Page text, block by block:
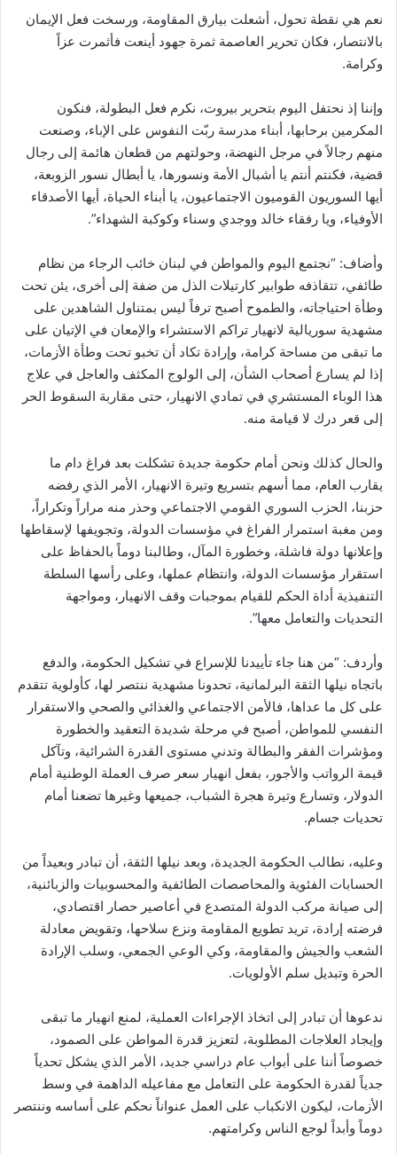
نعم هي نقطة تحول، أشعلت بيارق المقاومة، ورسخت فعل الإيمان
بالانتصار، فكان تحرير العاصمة ثمرة جهود أينعت فأثمرت عزاً
وكرامة.
وإننا إذ نحتفل اليوم بتحرير بيروت، نكرم فعل البطولة، فنكون
المكرمين برحابها، أبناء مدرسة ربّت النفوس على الإباء، وصنعت
منهم رجالاً في مرجل النهضة، وحولتهم من قطعان هائمة إلى رجال
قضية، فكنتم أنتم يا أشبال الأمة ونسورها، يا أبطال نسور الزوبعة،
أيها السوريون القوميون الاجتماعيون، يا أبناء الحياة، أيها الأصدقاء
الأوفياء، ويا رفقاء خالد ووجدي وسناء وكوكبة الشهداء”.
وأضاف: “نجتمع اليوم والمواطن في لبنان خائب الرجاء من نظام
طائفي، تتقاذفه طوابير كارتيلات الذل من ضفة إلى أخرى، يئن تحت
وطأة احتياجاته، والطموح أصبح ترفاً ليس بمتناول الشاهدين على
مشهدية سوريالية لانهيار تراكم الاستشراء والإمعان في الإتيان على
ما تبقى من مساحة كرامة، وإرادة تكاد أن تخبو تحت وطأة الأزمات،
إذا لم يسارع أصحاب الشأن، إلى الولوج المكثف والعاجل في علاج
هذا الوباء المستشري في تمادي الانهيار، حتى مقاربة السقوط الحر
إلى قعر درك لا قيامة منه.
والحال كذلك ونحن أمام حكومة جديدة تشكلت بعد فراغ دام ما
يقارب العام، مما أسهم بتسريع وتيرة الانهيار، الأمر الذي رفضه
حزبنا، الحزب السوري القومي الاجتماعي وحذر منه مراراً وتكراراً،
ومن مغبة استمرار الفراغ في مؤسسات الدولة، وتجويفها لإسقاطها
وإعلانها دولة فاشلة، وخطورة المآل، وطالبنا دوماً بالحفاظ على
استقرار مؤسسات الدولة، وانتظام عملها، وعلى رأسها السلطة
التنفيذية أداة الحكم للقيام بموجبات وقف الانهيار، ومواجهة
التحديات والتعامل معها”.
وأردف: “من هنا جاء تأييدنا للإسراع في تشكيل الحكومة، والدفع
باتجاه نيلها الثقة البرلمانية، تحدونا مشهدية ننتصر لها، كأولوية تتقدم
على كل ما عداها، فالأمن الاجتماعي والغذائي والصحي والاستقرار
النفسي للمواطن، أصبح في مرحلة شديدة التعقيد والخطورة
ومؤشرات الفقر والبطالة وتدني مستوى القدرة الشرائية، وتآكل
قيمة الرواتب والأجور، بفعل انهيار سعر صرف العملة الوطنية أمام
الدولار، وتسارع وتيرة هجرة الشباب، جميعها وغيرها تضعنا أمام
تحديات جسام.
وعليه، نطالب الحكومة الجديدة، وبعد نيلها الثقة، أن تبادر وبعيداً من
الحسابات الفئوية والمحاصصات الطائفية والمحسوبيات والزبائنية،
إلى صيانة مركب الدولة المتصدع في أعاصير حصار اقتصادي،
فرضته إرادة، تريد تطويع المقاومة ونزع سلاحها، وتقويض معادلة
الشعب والجيش والمقاومة، وكي الوعي الجمعي، وسلب الإرادة
الحرة وتبديل سلم الأولويات.
ندعوها أن تبادر إلى اتخاذ الإجراءات العملية، لمنع انهيار ما تبقى
وإيجاد العلاجات المطلوبة، لتعزيز قدرة المواطن على الصمود،
خصوصاً أننا على أبواب عام دراسي جديد، الأمر الذي يشكل تحدياً
جدياً لقدرة الحكومة على التعامل مع مفاعيله الداهمة في وسط
الأزمات، ليكون الانكباب على العمل عنواناً نحكم على أساسه وننتصر
دوماً وأبداً لوجع الناس وكرامتهم.